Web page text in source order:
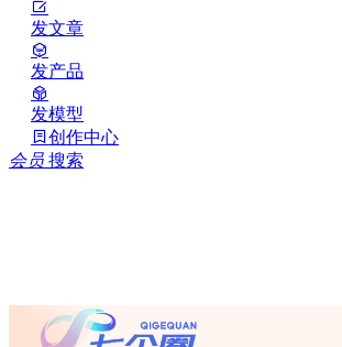
发文章
发产品
发模型
创作中心
会员 搜索